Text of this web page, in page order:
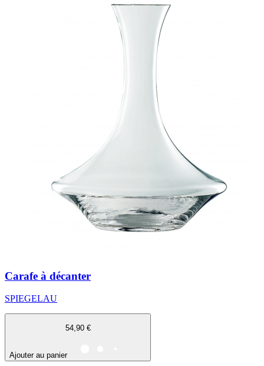
Carafe à décanter
SPIEGELAU
54,90 €
Ajouter au panier